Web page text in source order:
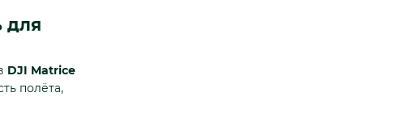
для
DJI Matrice
полёта,